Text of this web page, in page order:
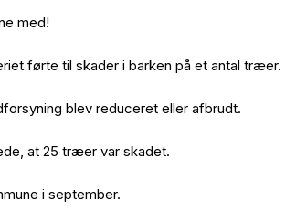
med!
førte til skader i barken på et antal træer.
blev reduceret eller afbrudt.
at 25 træer var skadet.
i september.